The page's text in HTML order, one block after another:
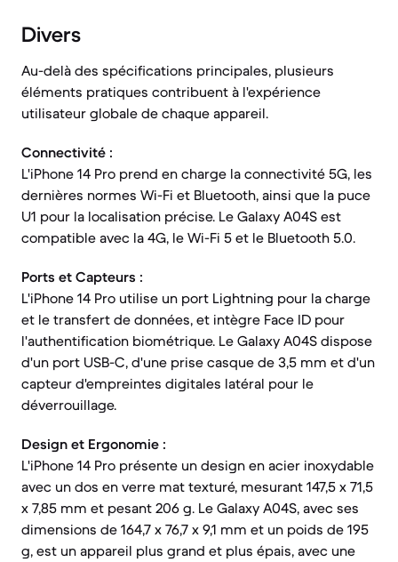
Divers
Au-delà des spécifications principales, plusieurs
éléments pratiques contribuent à l'expérience
utilisateur globale de chaque appareil.
Connectivité :
L'iPhone 14 Pro prend en charge la connectivité 5G, les
dernières normes Wi-Fi et Bluetooth, ainsi que la puce
U1 pour la localisation précise. Le Galaxy A04S est
compatible avec la 4G, le Wi-Fi 5 et le Bluetooth 5.0.
Ports et Capteurs :
L'iPhone 14 Pro utilise un port Lightning pour la charge
et le transfert de données, et intègre Face ID pour
l'authentification biométrique. Le Galaxy A04S dispose
d'un port USB-C, d'une prise casque de 3,5 mm et d'un
capteur d'empreintes digitales latéral pour le
déverrouillage.
Design et Ergonomie :
L'iPhone 14 Pro présente un design en acier inoxydable
avec un dos en verre mat texturé, mesurant 147,5 x 71,5
x 7,85 mm et pesant 206 g. Le Galaxy A04S, avec ses
dimensions de 164,7 x 76,7 x 9,1 mm et un poids de 195
g, est un appareil plus grand et plus épais, avec une